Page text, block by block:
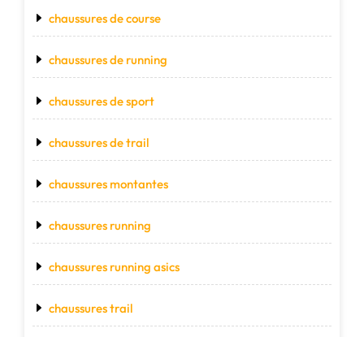
chaussures de course
chaussures de running
chaussures de sport
chaussures de trail
chaussures montantes
chaussures running
chaussures running asics
chaussures trail